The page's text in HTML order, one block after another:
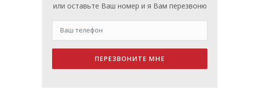
или оставьте Ваш номер и я Вам перезвоню
ПЕРЕЗВОНИТЕ МНЕ